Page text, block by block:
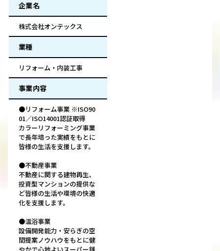
企業名
株式会社オンテックス
業種
リフォーム・内装工事
事業内容
●リフォーム事業 ※ISO90
01／ISO14001認証取得
カラーリフォーミング事業
で長年培った実績をもとに
皆様の生活を支援します。
●不動産事業
不動産に関する建物再生、
投資型マンションの提供な
ど皆様の生活や環境の快適
化を支援します。
●温浴事業
設備開発能力・安らぎの空
間提案ノウハウをもとに健